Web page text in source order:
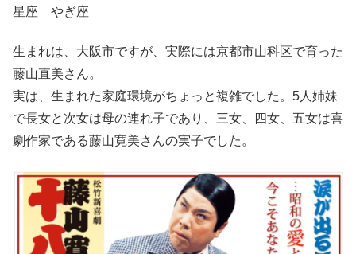
星座 やぎ座
生まれは、大阪市ですが、実際には京都市山科区で育った
藤山直美さん。
実は、生まれた家庭環境がちょっと複雑でした。5人姉妹
で長女と次女は母の連れ子であり、三女、四女、五女は喜
劇作家である藤山寛美さんの実子でした。